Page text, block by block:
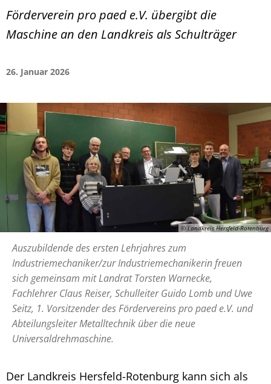
Förderverein pro paed e.V. übergibt die
Maschine an den Landkreis als Schulträger
26. Januar 2026
© Landkreis Hersfeld-Rotenburg
Auszubildende des ersten Lehrjahres zum
Industriemechaniker/zur Industriemechanikerin freuen
sich gemeinsam mit Landrat Torsten Warnecke,
Fachlehrer Claus Reiser, Schulleiter Guido Lomb und Uwe
Seitz, 1. Vorsitzender des Fördervereins pro paed e.V. und
Abteilungsleiter Metalltechnik über die neue
Universaldrehmaschine.
Der Landkreis Hersfeld-Rotenburg kann sich als